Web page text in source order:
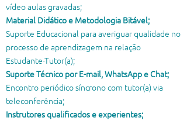
vídeo aulas gravadas;
Material Didático e Metodologia Bitável;
Suporte Educacional para averiguar qualidade no
processo de aprendizagem na relação
Estudante-Tutor(a);
Suporte Técnico por E-mail, WhatsApp e Chat;
Encontro periódico síncrono com tutor(a) via
teleconferência;
Instrutores qualificados e experientes;